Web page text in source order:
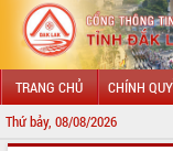
TRANG CHỦ CHÍNH
Thứ bảy, 08/08/2026